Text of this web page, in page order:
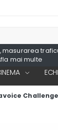
mai multe